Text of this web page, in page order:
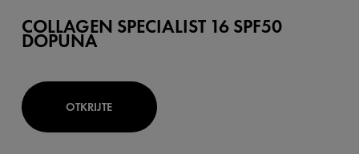
COLLAGEN SPECIALIST 16 SPF50
DOPUNA
OTKRIJTE